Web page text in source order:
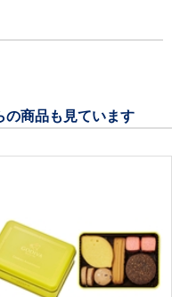
の商品も見ています